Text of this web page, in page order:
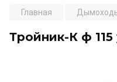
Главная
Тройник-К ф